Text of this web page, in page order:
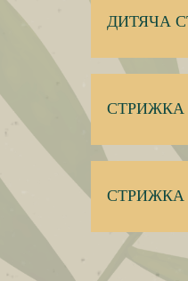
ДИТЯЧА
CТРИЖКА
СТРИЖКА